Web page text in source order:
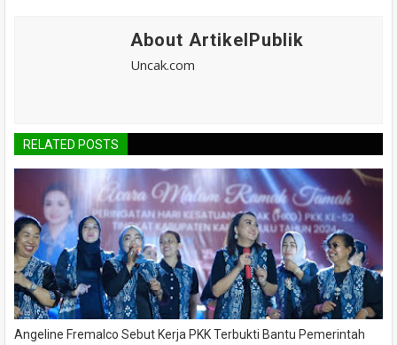
About ArtikelPublik
Uncak.com
RELATED POSTS
Angeline Fremalco Sebut Kerja PKK Terbukti Bantu Pemerintah